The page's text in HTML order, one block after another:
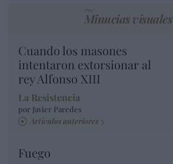
Minucias visuales
Cuando los masones
intentaron extorsionar al
rey Alfonso XIII
La Resistencia
por Javier Paredes
Artículos anteriores
Fuego